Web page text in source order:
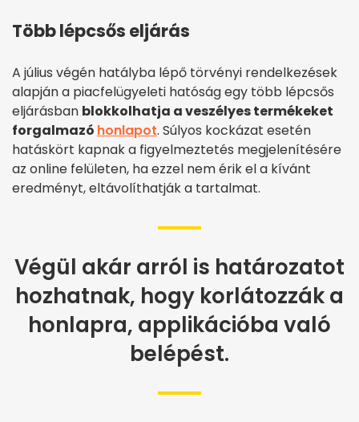
Több lépcsős eljárás
A július végén hatályba lépő törvényi rendelkezések
alapján a piacfelügyeleti hatóság egy több lépcsős
eljárásban blokkolhatja a veszélyes termékeket
forgalmazó honlapot. Súlyos kockázat esetén
hatáskört kapnak a figyelmeztetés megjelenítésére
az online felületen, ha ezzel nem érik el a kívánt
eredményt, eltávolíthatják a tartalmat.
Végül akár arról is határozatot
hozhatnak, hogy korlátozzák a
honlapra, applikációba való
belépést.